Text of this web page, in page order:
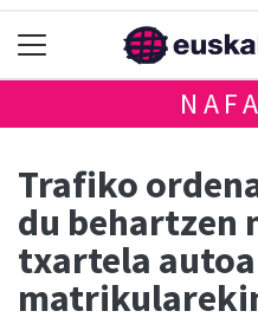
Trafiko
du behartzen
txartela